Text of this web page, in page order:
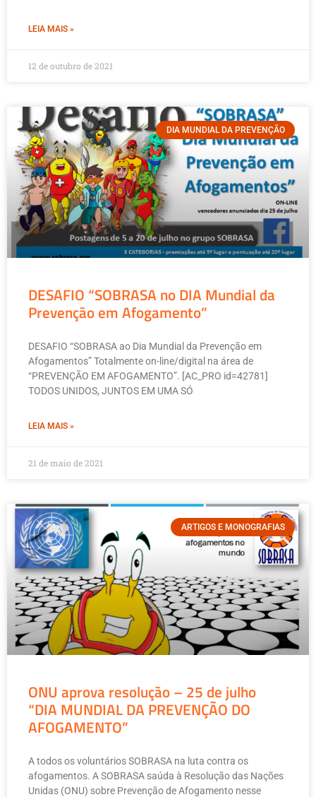
LEIA MAIS »
12 de outubro de 2021
DIA MUNDIAL DA PREVENÇÃO
DESAFIO “SOBRASA no DIA Mundial da
Prevenção em Afogamento”
DESAFIO “SOBRASA ao Dia Mundial da Prevenção em
Afogamentos” Totalmente on-line/digital na área de
“PREVENÇÃO EM AFOGAMENTO”. [AC_PRO id=42781]
TODOS UNIDOS, JUNTOS EM UMA SÓ
LEIA MAIS »
21 de maio de 2021
ARTIGOS E MONOGRAFIAS
ONU aprova resolução – 25 de julho
“DIA MUNDIAL DA PREVENÇÃO DO
AFOGAMENTO”
A todos os voluntários SOBRASA na luta contra os
afogamentos. A SOBRASA saúda à Resolução das Nações
Unidas (ONU) sobre Prevenção de Afogamento nesse